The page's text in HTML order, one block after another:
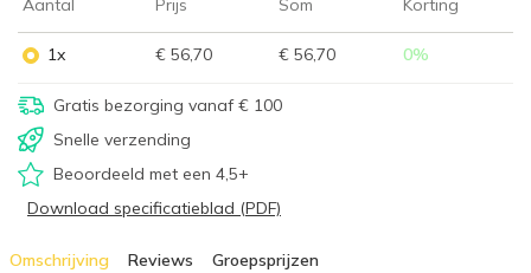
Aantal Prijs Som Korting
1x € 56,70 € 56,70 0%
Gratis bezorging vanaf € 100
Snelle verzending
Beoordeeld met een 4,5+
Download specificatieblad (PDF)
Omschrijving Reviews Groepsprijzen